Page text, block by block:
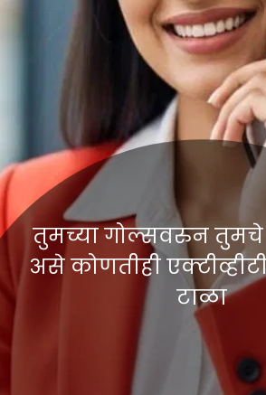
तुमच्या गोल्सवरुन तुमचे
असे कोणतीही
टाळा